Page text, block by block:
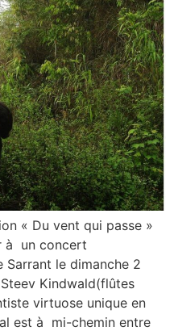
« Du vent qui passe »
à un concert
le dimanche 2
Kindwald(flûtes
virtuose unique en
est à mi-chemin entre